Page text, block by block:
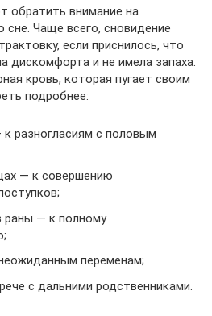
обратить внимание на
Чаще всего, сновидение
если приснилось, что
дискомфорта и не имела запаха.
кровь, которая пугает своим
подробнее:
разногласиям с половым
— к совершению
— к полному
переменам;
с дальними родственниками.